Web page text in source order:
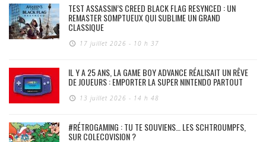
TEST ASSASSIN’S CREED BLACK FLAG RESYNCED : UN
REMASTER SOMPTUEUX QUI SUBLIME UN GRAND
CLASSIQUE
17 juillet 2026 - 10 h 37
IL Y A 25 ANS, LA GAME BOY ADVANCE RÉALISAIT UN RÊVE
DE JOUEURS : EMPORTER LA SUPER NINTENDO PARTOUT
13 juillet 2026 - 14 h 48
#RÉTROGAMING : TU TE SOUVIENS… LES SCHTROUMPFS,
SUR COLECOVISION ?